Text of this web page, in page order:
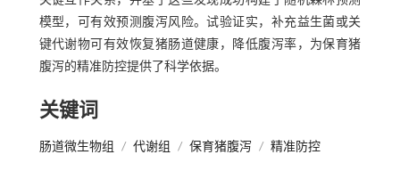
模型，可有效预测腹泻风险。试验证实，补充益生菌或关
键代谢物可有效恢复猪肠道健康，降低腹泻率，为保育猪
腹泻的精准防控提供了科学依据。
关键词
肠道微生物组 / 代谢组 / 保育猪腹泻 / 精准防控